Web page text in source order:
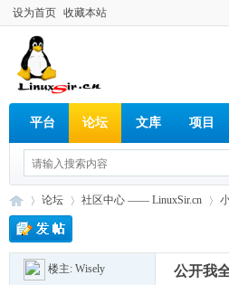
设为首页 收藏本站
平台 论坛 文库 项目
»
论坛 社区中心 —— LinuxSir.cn
›
楼主: Wisely 公开我